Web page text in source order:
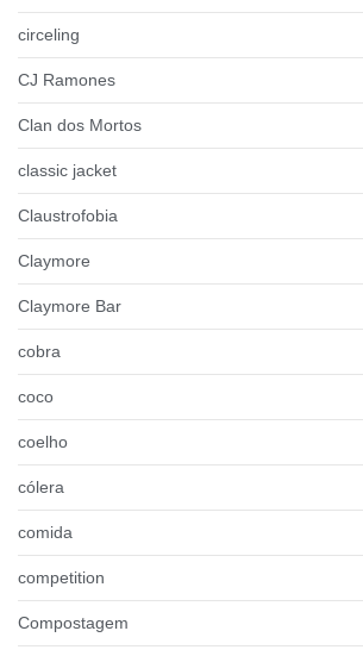
circeling
CJ Ramones
Clan dos Mortos
classic jacket
Claustrofobia
Claymore
Claymore Bar
cobra
coco
coelho
cólera
comida
competition
Compostagem